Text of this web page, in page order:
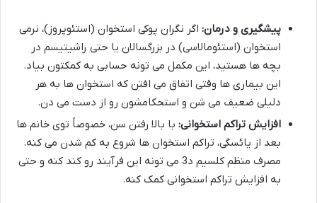
پیشگیری و درمان: اگر نگران پوکی استخوان (استئوپروز)، نرمی
استخوان (استئومالاسی) در بزرگسالان یا حتی راشیتیسم در
بچه ها هستید، این مکمل می تونه حسابی به کمکتون بیاد.
این بیماری ها وقتی اتفاق می افتن که استخوان ها به هر
دلیلی ضعیف می شن و استحکامشون رو از دست می دن.
افزایش تراکم استخوانی: با بالا رفتن سن، خصوصاً توی خانم ها
بعد از یائسگی، تراکم استخوان ها شروع به کم شدن می کنه.
مصرف منظم کلسیم د3 می تونه این فرآیند رو کند کنه و حتی
به افزایش تراکم استخوانی کمک کنه.